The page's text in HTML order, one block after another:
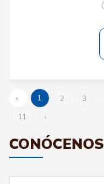
‹ 1 2 3
11
›
CONÓCENOS